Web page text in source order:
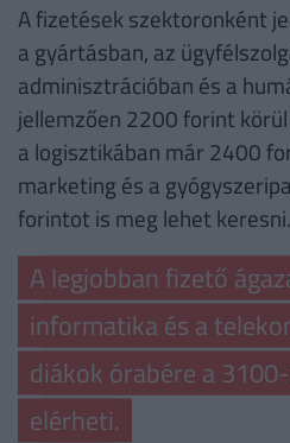
A fizetések szektoronként
a gyártásban, az
adminisztrációban és a
jellemzően 2200 forint
a logisztikában már 2400
marketing és a
forintot is meg lehet keresni.
A legjobban fizető
informatika és a
diákok órabére a
elérheti.